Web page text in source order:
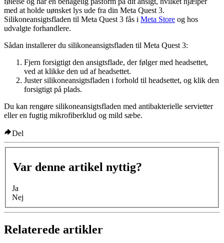
med at holde uønsket lys ude fra din Meta Quest 3.
Silikoneansigtsfladen til Meta Quest 3 fås i Meta Store og hos
udvalgte forhandlere.
Sådan installerer du silikoneansigtsfladen til Meta Quest 3:
Fjern forsigtigt den ansigtsflade, der følger med headsettet,
ved at klikke den ud af headsettet.
Juster silikoneansigtsfladen i forhold til headsettet, og klik den
forsigtigt på plads.
Du kan rengøre silikoneansigtsfladen med antibakterielle servietter
eller en fugtig mikrofiberklud og mild sæbe.
Del
Var denne artikel nyttig?
Ja
Nej
Relaterede artikler